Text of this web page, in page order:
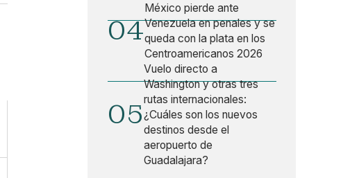
04
México pierde ante
Venezuela en penales y se
queda con la plata en los
Centroamericanos 2026
05
Vuelo directo a
Washington y otras tres
rutas internacionales:
¿Cuáles son los nuevos
destinos desde el
aeropuerto de
Guadalajara?